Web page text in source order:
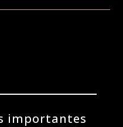
importantes